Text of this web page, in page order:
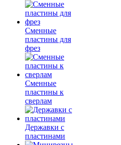
Сменные
пластины для
фрез
Сменные
пластины к
сверлам
Державки с
пластинами